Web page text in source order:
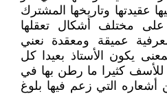
عقيدتها وتاريخها المشترك
على مختلف أشكال تعقلها
عميقة ومعقدة نعني
يكون الأستاذ بعيدا كل
للأسف كثيرا ما رطن بها في
التي زعم فيها بلوغ